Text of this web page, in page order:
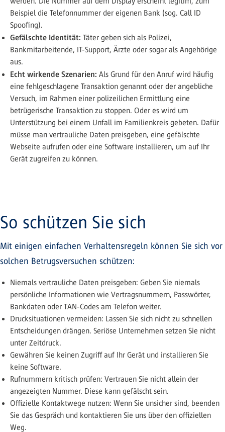
Beispiel die Telefonnummer der eigenen Bank (sog. Call ID
Spoofing).
Gefälschte Identität: Täter geben sich als Polizei,
Bankmitarbeitende, IT-Support, Ärzte oder sogar als Angehörige
aus.
Echt wirkende Szenarien: Als Grund für den Anruf wird häufig
eine fehlgeschlagene Transaktion genannt oder der angebliche
Versuch, im Rahmen einer polizeilichen Ermittlung eine
betrügerische Transaktion zu stoppen. Oder es wird um
Unterstützung bei einem Unfall im Familienkreis gebeten. Dafür
müsse man vertrauliche Daten preisgeben, eine gefälschte
Webseite aufrufen oder eine Software installieren, um auf Ihr
Gerät zugreifen zu können.
So schützen Sie sich
Mit einigen einfachen Verhaltensregeln können Sie sich vor
solchen Betrugsversuchen schützen:
Niemals vertrauliche Daten preisgeben: Geben Sie niemals
persönliche Informationen wie Vertragsnummern, Passwörter,
Bankdaten oder TAN-Codes am Telefon weiter.
Drucksituationen vermeiden: Lassen Sie sich nicht zu schnellen
Entscheidungen drängen. Seriöse Unternehmen setzen Sie nicht
unter Zeitdruck.
Gewähren Sie keinen Zugriff auf Ihr Gerät und installieren Sie
keine Software.
Rufnummern kritisch prüfen: Vertrauen Sie nicht allein der
angezeigten Nummer. Diese kann gefälscht sein.
Offizielle Kontaktwege nutzen: Wenn Sie unsicher sind, beenden
Sie das Gespräch und kontaktieren Sie uns über den offiziellen
Weg.